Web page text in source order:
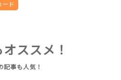
ード
ススメ！